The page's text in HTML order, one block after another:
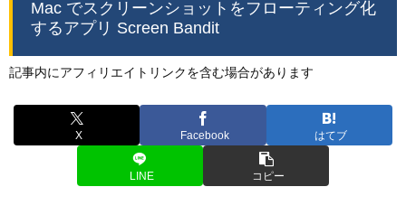
Mac でスクリーンショットをフローティング化
するアプリ Screen Bandit
記事内にアフィリエイトリンクを含む場合があります
X Facebook はてブ
LINE コピー